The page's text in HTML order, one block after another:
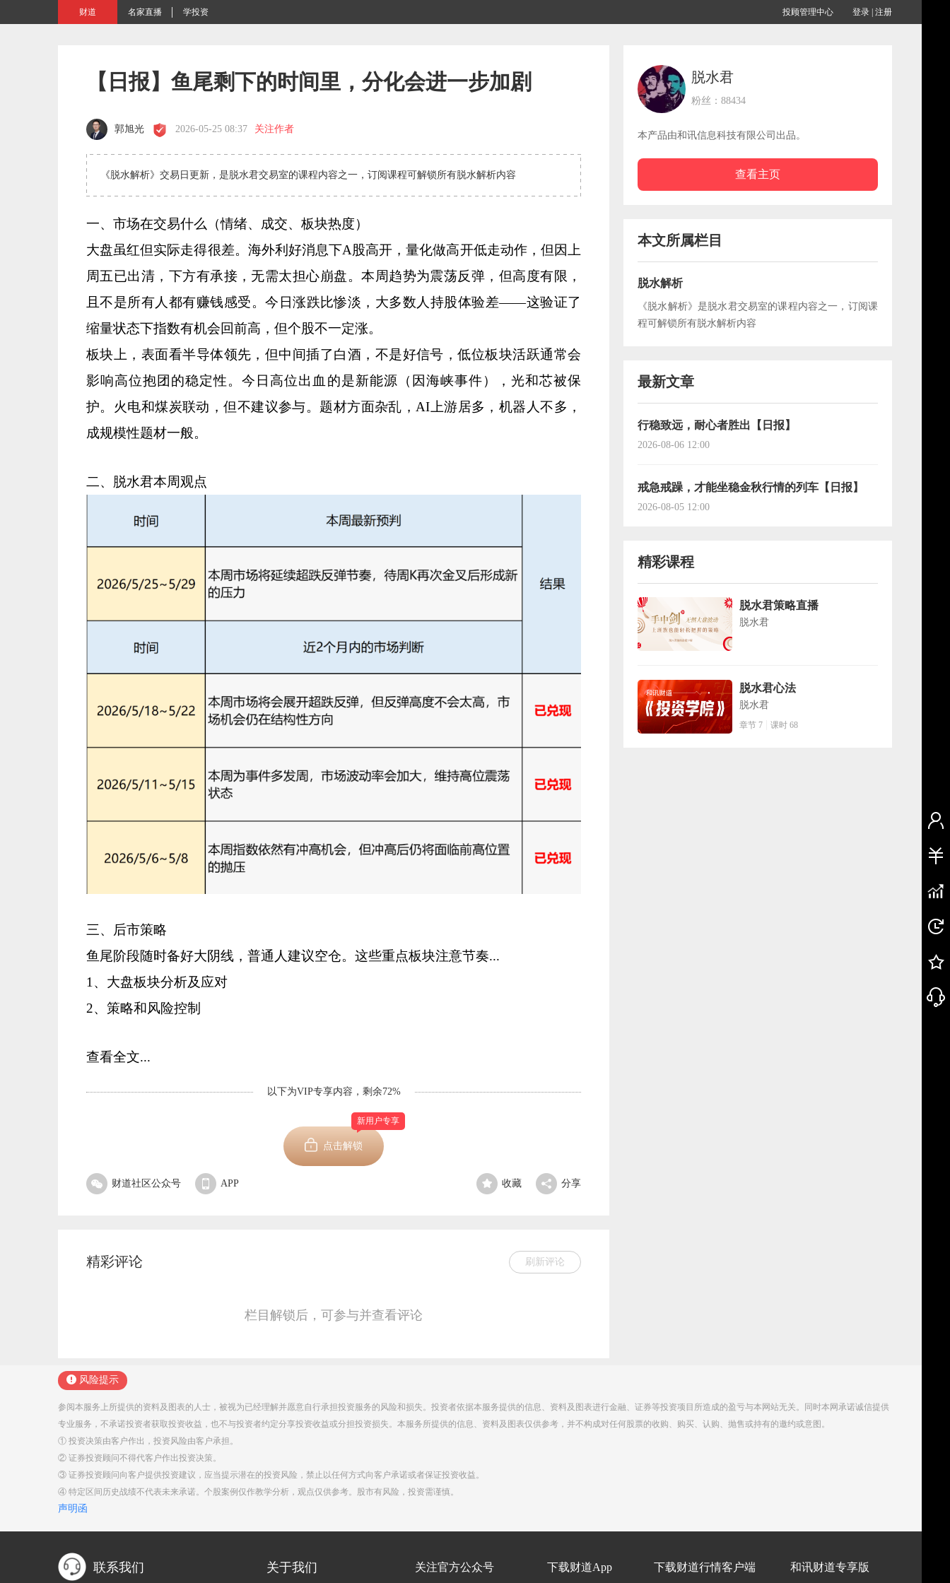
财道 名家直播 学投资 登录 注册
投顾管理中心
【日报】鱼尾剩下的时间里，分化会进一步加剧
郭旭光 2026-05-25 08:37 关注作者
《脱水解析》交易日更新，是脱水君交易室的课程内容之一，订阅课程可解锁所有脱水解析内容
一、市场在交易什么（情绪、成交、板块热度）
大盘虽红但实际走得很差。海外利好消息下A股高开，量化做高开低走动作，但因上
周五已出清，下方有承接，无需太担心崩盘。本周趋势为震荡反弹，但高度有限，
且不是所有人都有赚钱感受。今日涨跌比惨淡，大多数人持股体验差——这验证了
缩量状态下指数有机会回前高，但个股不一定涨。
板块上，表面看半导体领先，但中间插了白酒，不是好信号，低位板块活跃通常会
影响高位抱团的稳定性。今日高位出血的是新能源（因海峡事件），光和芯被保
护。火电和煤炭联动，但不建议参与。题材方面杂乱，AI上游居多，机器人不多，
成规模性题材一般。
二、脱水君本周观点
三、后市策略
鱼尾阶段随时备好大阴线，普通人建议空仓。这些重点板块注意节奏...
1、大盘板块分析及应对
2、策略和风险控制
查看全文...
以下为VIP专享内容，剩余72%
点击解锁
新用户专享
财道社区公众号 APP 分享
收藏
精彩评论 刷新评论
栏目解锁后，可参与并查看评论
脱水君
粉丝：88434
本产品由和讯信息科技有限公司出品。
查看主页
本文所属栏目
脱水解析
《脱水解析》是脱水君交易室的课程内容之一，订阅课
程可解锁所有脱水解析内容
最新文章
行稳致远，耐心者胜出【日报】
2026-08-06 12:00
戒急戒躁，才能坐稳金秋行情的列车【日报】
2026-08-05 12:00
精彩课程
脱水君策略直播
脱水君
脱水君心法
脱水君
章节 7 课时 68
风险提示
参阅本服务上所提供的资料及图表的人士，被视为已经理解并愿意自行承担投资服务的风险和损失。投资者依据本服务提供的信息、资料及图表进行金融、证券等投资项目所造成的盈亏与本网站无关。同时本网承诺诚信提供
专业服务，不承诺投资者获取投资收益，也不与投资者约定分享投资收益或分担投资损失。本服务所提供的信息、资料及图表仅供参考，并不构成对任何股票的收购、购买、认购、抛售或持有的邀约或意图。
① 投资决策由客户作出，投资风险由客户承担。
② 证券投资顾问不得代客户作出投资决策。
③ 证券投资顾问向客户提供投资建议，应当提示潜在的投资风险，禁止以任何方式向客户承诺或者保证投资收益。
④ 特定区间历史战绩不代表未来承诺。个股案例仅作教学分析，观点仅供参考。股市有风险，投资需谨慎。
声明函
联系我们 和讯财道专享版
下载财道行情客户端
下载财道App
关注官方公众号
关于我们